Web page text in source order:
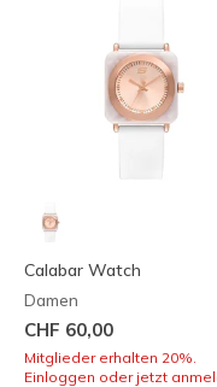
Calabar Watch
Damen
CHF 60,00
Mitglieder erhalten 20%.
Einloggen oder jetzt